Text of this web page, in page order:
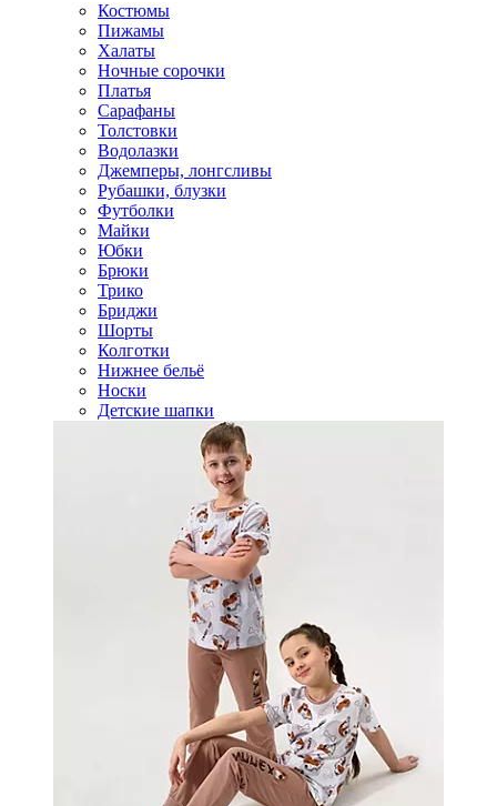
Костюмы
Пижамы
Халаты
Ночные сорочки
Платья
Сарафаны
Толстовки
Водолазки
Джемперы, лонгсливы
Рубашки, блузки
Футболки
Майки
Юбки
Брюки
Трико
Бриджи
Шорты
Колготки
Нижнее бельё
Носки
Детские шапки